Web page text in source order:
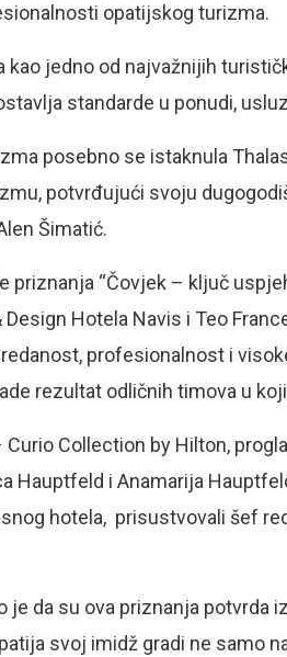
opatijskog turizma.
kao jedno od najvažnijih
standarde u ponudi,
posebno se istaknula
potvrđujući svoju
Šimatić.
priznanja “Čovjek – ključ
Hotela Navis i Teo
profesionalnost i
rezultat odličnih timova u
Curio Collection by Hilton,
Hauptfeld i Anamarija
hotela, prisustvovali šef
je da su ova priznanja potvrda
svoj imidž gradi ne samo